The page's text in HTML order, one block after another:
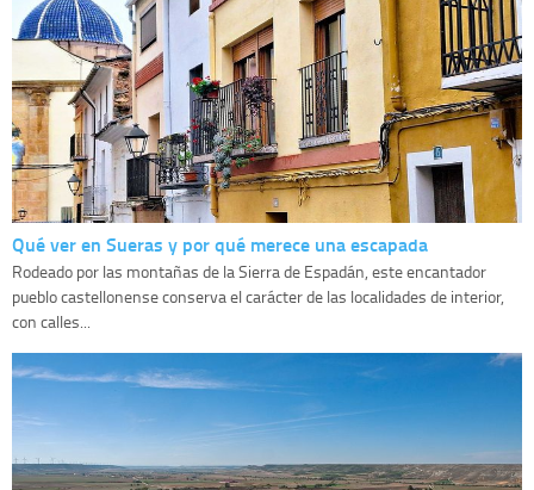
Qué ver en Sueras y por qué merece una escapada
Rodeado por las montañas de la Sierra de Espadán, este encantador
pueblo castellonense conserva el carácter de las localidades de interior,
con calles...